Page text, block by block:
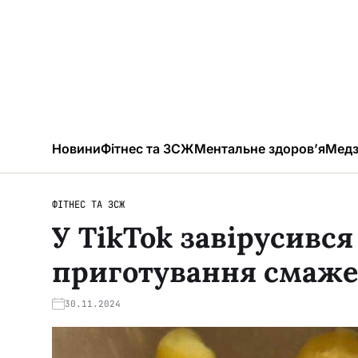
НовиниФітнес та ЗСЖМентальне здоров’я
ФІТНЕС ТА ЗСЖ
У TikTok
приготування
30.11.2024